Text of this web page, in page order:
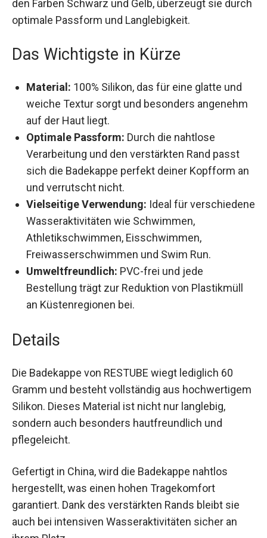
Erhältlich in den Farben Schwarz und Gelb,
überzeugt sie durch optimale Passform und
Material:100% Silikon, das für eine glatte und
weiche Textur sorgt und besonders
angenehm auf der Haut liegt.
Optimale Passform:Durch die nahtlose
Verarbeitung und den verstärkten Rand passt
sich die Badekappe perfekt deiner Kopfform
an und verrutscht nicht.
Vielseitige Verwendung:Ideal für
verschiedene Wasseraktivitäten wie
Schwimmen, Athletikschwimmen,
Eisschwimmen, Freiwasserschwimmen und
Swim Run.
Umweltfreundlich: PVC-frei und jede
an Küstenregionen bei.
Details
Die Badekappe von RESTUBE wiegt lediglich 60
Gramm und besteht vollständig aus
hochwertigem Silikon. Dieses Material ist nicht
hautfreundlich und pflegeleicht.
Gefertigt in China, wird die Badekappe nahtlos
hergestellt, was einen hohen Tragekomfort